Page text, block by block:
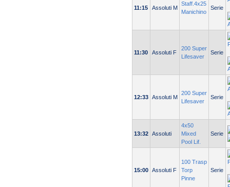
11:15 Assoluti M
Staff.4x25
Manichino
Serie
11:30 Assoluti F
200 Super
Lifesaver
Serie
12:33 Assoluti M
200 Super
Lifesaver
Serie
13:32 Assoluti
4x50
Mixed
Pool Lif.
Serie
15:00 Assoluti F
100 Trasp
Torp
Pinne
Serie